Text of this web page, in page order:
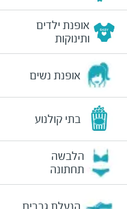
אופנת ילדים
ותינוקות
אופנת נשים
בתי קולנוע
הלבשה
תחתונה
הנעלת גברים